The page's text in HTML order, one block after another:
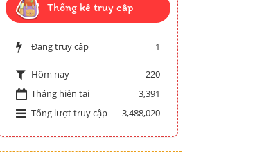
Thống kê truy cập
Đang truy cập 1
Hôm nay
220
Tháng hiện tại
3,391
Tổng lượt truy cập
3,488,020